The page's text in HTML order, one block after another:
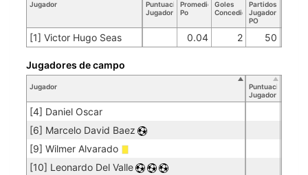
Jugador
Puntuación
Jugador
Promedio
Po
Goles
Concedidos
Partidos
Jugador
PO
[1] Victor Hugo Seas 0.04 2 50
Jugador
Puntuación
Jugador
[4] Daniel Oscar
[6] Marcelo David Baez
[9] Wilmer Alvarado
[10] Leonardo Del Valle
Jugadores de campo